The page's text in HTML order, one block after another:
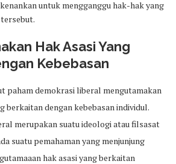
untuk mengganggu hak-hak yang
Hak Asasi Yang
Kebebasan
paham demokrasi liberal mengutamakan
berkaitan dengan kebebasan individul.
merupakan suatu ideologi atau filsasat
suatu pemahaman yang menjunjung
hak asasi yang berkaitan